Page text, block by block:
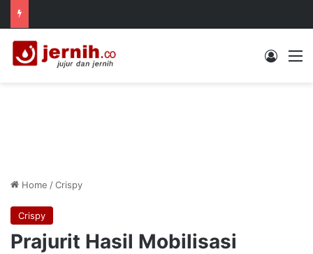
Log In
Home /Crispy
Crispy
Prajurit Hasil Mobilisasi